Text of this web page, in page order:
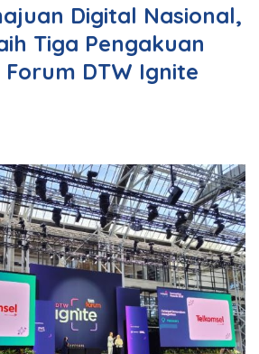
Digital Nasional,
Tiga Pengakuan
DTW Ignite